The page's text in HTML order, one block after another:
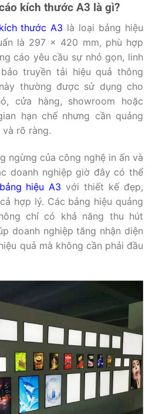
kích thước A3 là gì?
thước A3 là loại bảng hiệu
là 297 x 420 mm, phù hợp
cáo yêu cầu sự nhỏ gọn, linh
truyền tải hiệu quả thông
thường được sử dụng cho
cửa hàng, showroom hoặc
hạn chế nhưng cần quảng
rõ ràng.
ngừng của công nghệ in ấn và
doanh nghiệp giờ đây có thể
bảng hiệu A3 với thiết kế đẹp,
hợp lý. Các bảng hiệu quảng
chỉ có khả năng thu hút
doanh nghiệp tăng nhận diện
quả mà không cần phải đầu